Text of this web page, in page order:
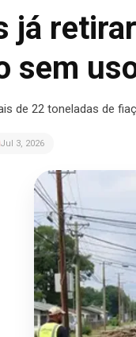
já
sem
de 22 toneladas de
Jul 3, 2026